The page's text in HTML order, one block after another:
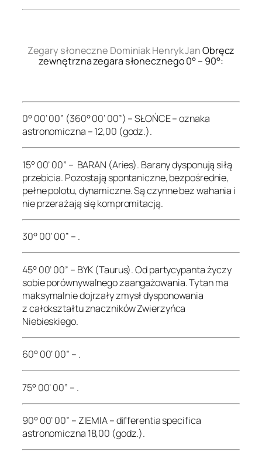
Zegary słoneczne Dominiak Henryk JanObręcz
zewnętrzna zegara słonecznego 0° – 90°:
0° 00’ 00” (360° 00’ 00”) – SŁOŃCE – oznaka
astronomiczna – 12,00 (godz.).
15° 00’ 00” – BARAN (Aries). Barany dysponują siłą
przebicia. Pozostają spontaniczne, bezpośrednie,
pełne polotu, dynamiczne. Są czynne bez wahania i
nie przerażają się kompromitacją.
30° 00’ 00” – .
45° 00’ 00” – BYK (Taurus). Od partycypanta życzy
sobie porównywalnego zaangażowania. Tytan ma
maksymalnie dojrzały zmysł dysponowania
z całokształtu znaczników Zwierzyńca
Niebieskiego.
60° 00’ 00” – .
75° 00’ 00” – .
90° 00’ 00” – ZIEMIA – differentia specifica
astronomiczna 18,00 (godz.).